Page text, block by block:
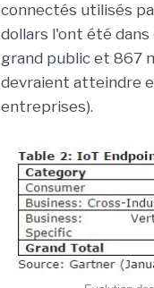
connectés utilisés
dollars l'ont été
grand public et 867
devraient atteindre
entreprises).